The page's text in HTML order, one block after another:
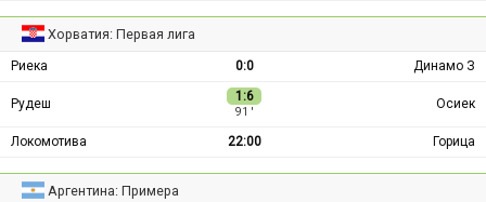
Хорватия: Первая лига
Риека 0:0 Динамо З
Рудеш 1:6
91 ′
Осиек
Локомотива 22:00 Горица
Аргентина: Примера